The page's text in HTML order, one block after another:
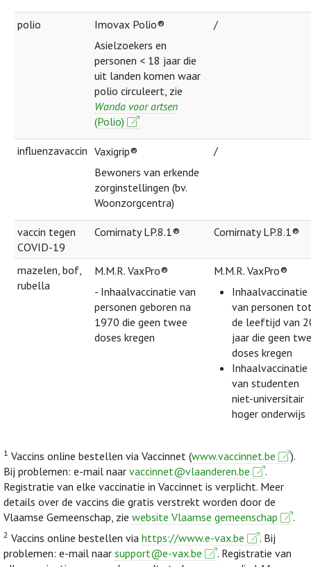
polio
Imovax Polio®
Asielzoekers en
personen < 18 jaar die
uit landen komen waar
polio circuleert, zie
Wanda voor artsen
(Polio)
/
influenzavaccin Vaxigrip®
Bewoners van erkende
zorginstellingen (bv.
Woonzorgcentra)
/
vaccin tegen
COVID-19
Comirnaty LP.8.1® Comirnaty LP.8.1®
mazelen, bof,
rubella
M.M.R. VaxPro®
- Inhaalvaccinatie van
personen geboren na
1970 die geen twee
doses kregen
M.M.R. VaxPro®
Inhaalvaccinatie
van personen
de leeftijd van
jaar die geen
doses kregen
Inhaalvaccinatie
van studenten
niet-universitair
hoger onderwijs
1 Vaccins online bestellen via Vaccinnet (www.vaccinnet.be
).
Bij problemen: e-mail naar vaccinnet@vlaanderen.be
.
Registratie van elke vaccinatie in Vaccinnet is verplicht. Meer
details over de vaccins die gratis verstrekt worden door de
Vlaamse Gemeenschap, zie website Vlaamse gemeenschap .
2 Vaccins online bestellen via https://www.e-vax.be
. Bij
problemen: e-mail naar support@e-vax.be
. Registratie van